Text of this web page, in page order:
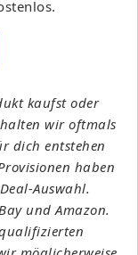
kaufst oder
wir oftmals
dich entstehen
haben
Auswahl.
und Amazon.